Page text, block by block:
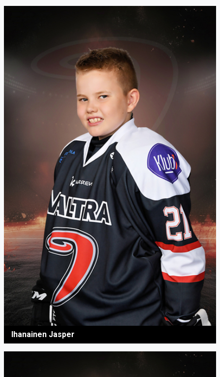
Ihanainen Jasper